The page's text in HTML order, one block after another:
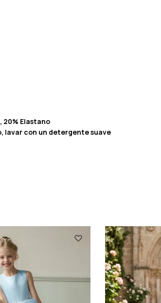
20% Elastano
lavar con un detergente suave